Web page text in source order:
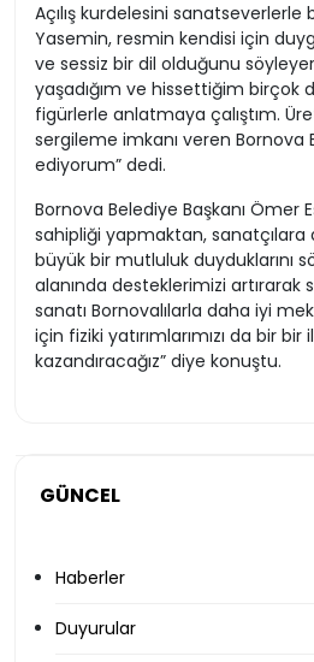
GÜNCEL
Haberler
Duyurular
Açılış kurdelesini sanatseverlerle
Yasemin, resmin kendisi için
ve sessiz bir dil olduğunu
yaşadığım ve hissettiğim birçok
figürlerle anlatmaya çalıştım.
sergileme imkanı veren Bornova
ediyorum” dedi.
Bornova Belediye Başkanı Ömer
sahipliği yapmaktan,
büyük bir mutluluk duyduklarını
alanında desteklerimizi artırarak
sanatı Bornovalılarla daha iyi
için fiziki yatırımlarımızı da bir bir
kazandıracağız” diye konuştu.